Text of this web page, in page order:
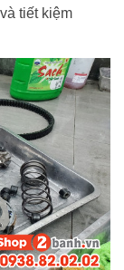
tiết kiệm